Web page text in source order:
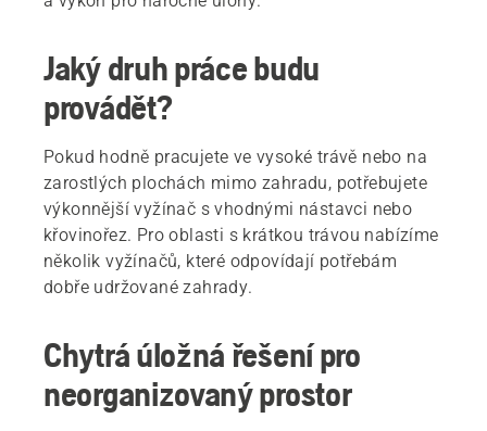
Jaký druh práce budu
provádět?
Pokud hodně pracujete ve vysoké trávě nebo na
zarostlých plochách mimo zahradu, potřebujete
výkonnější vyžínač s vhodnými nástavci nebo
křovinořez. Pro oblasti s krátkou trávou nabízíme
několik vyžínačů, které odpovídají potřebám
dobře udržované zahrady.
Chytrá úložná řešení pro
neorganizovaný prostor